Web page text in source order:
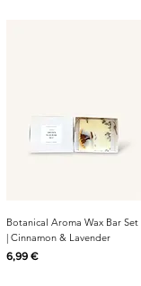
Botanical Aroma Wax Bar Set
| Cinnamon & Lavender
Cijena
6,99 €